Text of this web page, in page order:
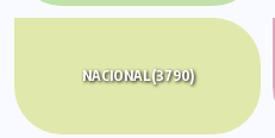
NACIONAL(3790)